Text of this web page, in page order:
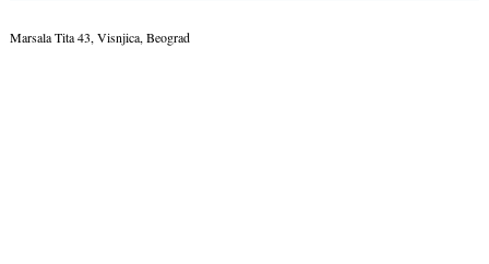
Marsala Tita 43, Visnjica, Beograd